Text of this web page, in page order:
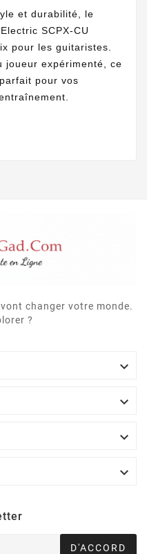
et durabilité, le
SCPX-CU
pour les guitaristes.
joueur expérimenté, ce
pour vos
changer votre monde.
?




D'ACCORD